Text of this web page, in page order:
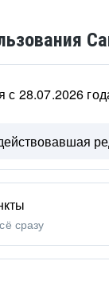
с 28.07.2026
сразу